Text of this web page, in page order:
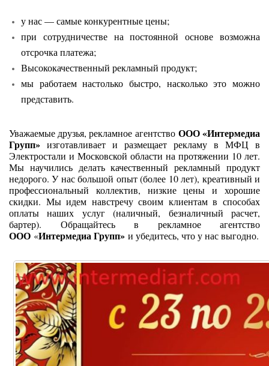
у нас — самые конкурентные цены;
при сотрудничестве на постоянной основе возможна
отсрочка платежа;
Высококачественный рекламный продукт;
мы работаем настолько быстро, насколько это можно
представить.
Уважаемые друзья, рекламное агентство ООО «Интермедиа
Групп» изготавливает и размещает рекламу в МФЦ в
Электростали и Московской области на протяжении 10 лет.
Мы научились делать качественный рекламный продукт
недорого. У нас большой опыт (более 10 лет), креативный и
профессиональный коллектив, низкие цены и хорошие
скидки. Мы идем навстречу своим клиентам в способах
оплаты наших услуг (наличный, безналичный расчет,
бартер). Обращайтесь в рекламное агентство
ООО «Интермедиа Групп» и убедитесь, что у нас выгодно.